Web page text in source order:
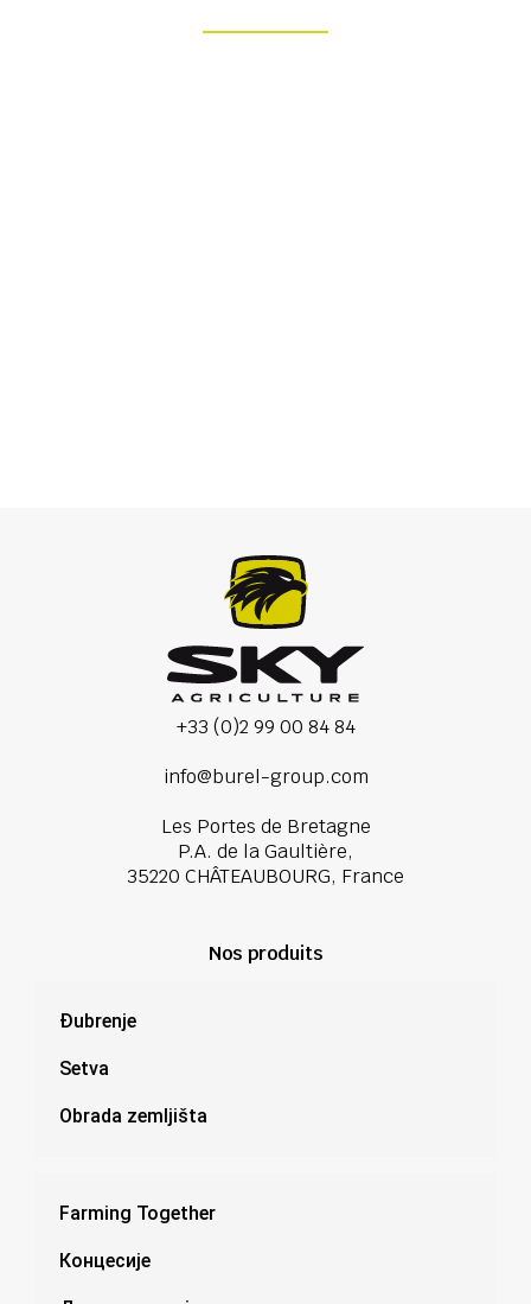
+33 (0)2 99 00 84 84
info@burel-group.com
Les Portes de Bretagne
P.A. de la Gaultière,
35220 CHÂTEAUBOURG, France
Nos produits
Đubrenje
Setva
Obrada zemljišta
Farming Together
Концесије